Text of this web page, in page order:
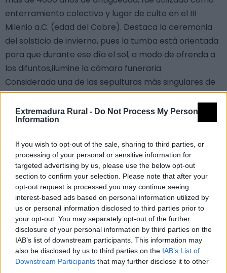
Extremadura Rural - Do Not Process My Personal
Information
If you wish to opt-out of the sale, sharing to third parties, or
processing of your personal or sensitive information for
targeted advertising by us, please use the below opt-out
section to confirm your selection. Please note that after your
opt-out request is processed you may continue seeing
interest-based ads based on personal information utilized by
us or personal information disclosed to third parties prior to
your opt-out. You may separately opt-out of the further
disclosure of your personal information by third parties on the
IAB’s list of downstream participants. This information may
also be disclosed by us to third parties on the IAB’s List of
Downstream Participants that may further disclose it to other
enterramiento colectivo y lugar de culto en el III
Milenio a.C. (edad del Cobre). Destaca la ceremonia
del solsticio de invierno, pues la tumba está orientada
para que durante ese día el sol, a modo de ofrenda a
los difuntos,ilumine la cámara funeraria.
Considerada una de las sepulturas más singulares de
Extremadura, nos ha llegado en un estado de
conservación excepcional.
Se construyó excavando en el caleño hasta una
Se divide en tres partes, los 7m primeros
corresponden a la rampa de acceso, continua con
4m de corredor que desembocan en una cámara
circular, techada con una falsa bóveda
(desaparecida), de 4,60m de diámetro.
Tiene una antigüedad de unos 4650 años (tercer
milenio a.C.) según los análisis de C14, se utilizó como
enterramiento colectivo (como era tradicional en la
época) durante unos 1000 años. En total se entierran